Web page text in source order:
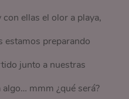
con ellas el olor a playa,
estamos preparando
junto a nuestras
mmm ¿qué será?